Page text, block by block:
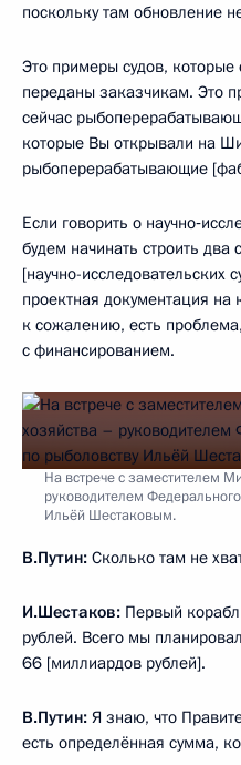
поскольку там обновление
Это примеры судов, которые
переданы заказчикам. Это
сейчас
которые Вы открывали на
рыбоперерабатывающие
Если говорить о
будем начинать строить
[научно-исследовательских
проектная документация
к сожалению, есть
с финансированием.
На встрече с заместителем
руководителем
Ильёй Шестаковым.
В.Путин: Сколько там не
И.Шестаков: Первый
рублей. Всего мы
66 [миллиардов рублей].
В.Путин: Я знаю, что
есть определённая сумма,